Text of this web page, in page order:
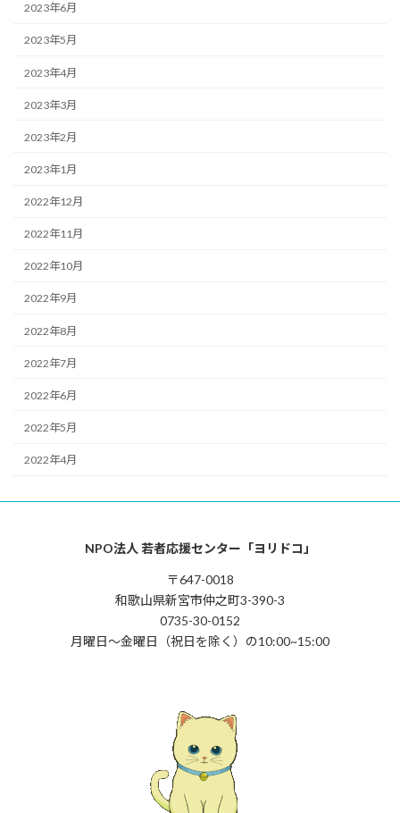
2023年6月
2023年5月
2023年4月
2023年3月
2023年2月
2023年1月
2022年12月
2022年11月
2022年10月
2022年9月
2022年8月
2022年7月
2022年6月
2022年5月
2022年4月
NPO法人 若者応援センター「ヨリドコ」
〒647-0018
和歌山県新宮市仲之町3-390-3
0735-30-0152
月曜日〜金曜日（祝日を除く）の10:00~15:00